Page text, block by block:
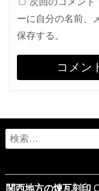
ーに自分の名前、
保存する。
Search
for:
関西地方の煉瓦刻印